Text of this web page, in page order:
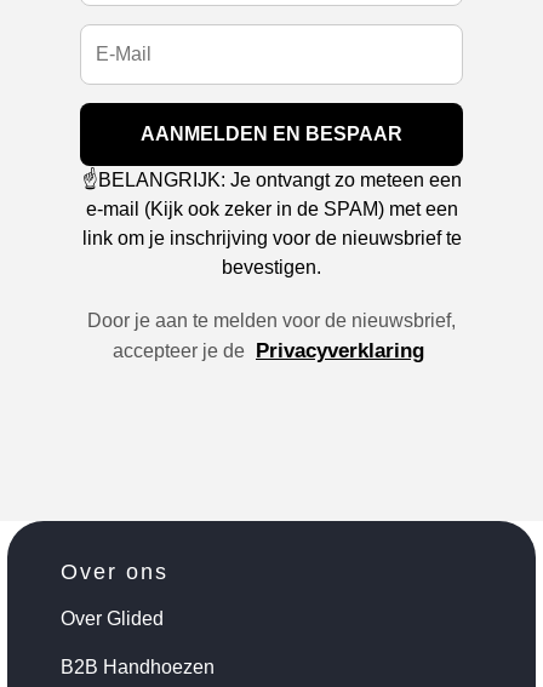
AANMELDEN EN BESPAAR
☝️BELANGRIJK: Je ontvangt zo meteen een
e-mail (Kijk ook zeker in de SPAM) met een
link om je inschrijving voor de nieuwsbrief te
bevestigen.
Door je aan te melden voor de nieuwsbrief,
accepteer je de Privacyverklaring
Over ons
Over Glided
B2B Handhoezen